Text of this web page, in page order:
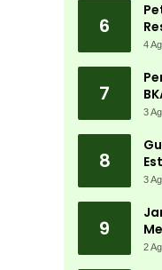
6
4
7
3
8
3
9
2